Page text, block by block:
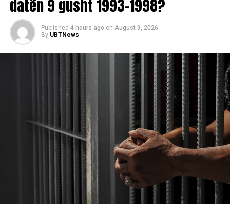
datën 9 gusht 1993-1998?
Published 4 hours ago on August 9, 2026
By UBTNews